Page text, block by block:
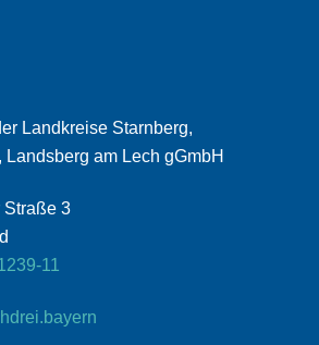
Landkreise Starnberg,
Landsberg am Lech gGmbH
Straße 3
11